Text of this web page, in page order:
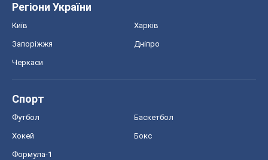
Регіони України
Київ Харків
Запоріжжя Дніпро
Черкаси
Спорт
Футбол Баскетбол
Хокей Бокс
Формула-1